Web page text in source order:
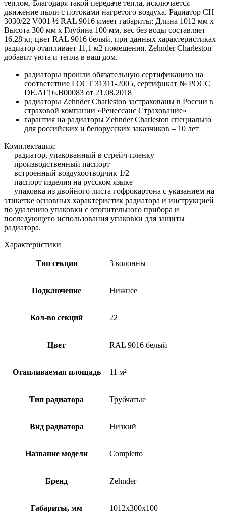
теплом. Благодаря такой передаче тепла, исключается
движение пыли с потоками нагретого воздуха. Радиатор CH
3030/22 V001 ½ RAL 9016 имеет габариты: Длина 1012 мм х
Высота 300 мм х Глубина 100 мм, вес без воды составляет
16,28 кг, цвет RAL 9016 белый, при данных характеристиках
радиатор отапливает 11,1 м2 помещения. Zehnder Charleston
добавит уюта и тепла в ваш дом.
радиаторы прошли обязательную сертификацию на
соответствие ГОСТ 31311-2005, сертификат № POCC
DE.АГ16.В00083 от 21.08.2018
радиаторы Zehnder Charleston застрахованы в России в
страховой компании «Ренессанс Страхование»
гарантия на радиаторы Zehnder Charleston специально
для российских и белорусских заказчиков – 10 лет
Комплектация:
— радиатор, упакованный в стрейч-пленку
— производственный паспорт
— встроенный воздухоотводчик 1/2
— паспорт изделия на русском языке
— упаковка из двойного листа гофрокартона с указанием на
этикетке основных характеристик радиатора и инструкцией
по удалению упаковки с отопительного прибора и
последующего использования упаковки для защиты
радиатора.
Характеристики
Тип секции 3 колонны
Подключение Нижнее
Кол-во секций 22
Цвет RAL 9016 белый
Отапливаемая площадь 11 м²
Тип радиатора Трубчатые
Вид радиатора Низкий
Название модели Completto
Бренд Zehnder
Габариты, мм 1012x300x100